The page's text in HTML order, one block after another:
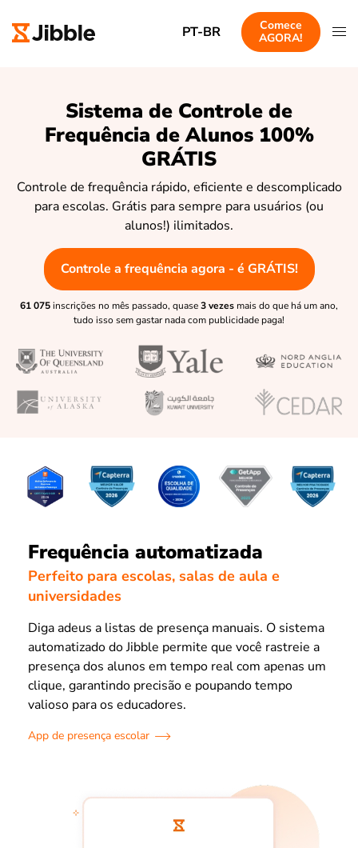
PT-BR
Comece
AGORA!
Sistema de Controle de
Frequência de Alunos 100%
GRÁTIS
Controle de frequência rápido, eficiente e descomplicado
para escolas. Grátis para sempre para usuários (ou
alunos!) ilimitados.
Controle a frequência agora - é GRÁTIS!
61 075inscrições no mês passado, quase3 vezes mais do que há um ano,
tudo isso sem gastar nada com publicidade paga!
Frequência automatizada
Perfeito para escolas, salas de aula e
universidades
Diga adeus a listas de presença manuais. O sistema
automatizado do Jibble permite que você rastreie a
presença dos alunos em tempo real com apenas um
clique, garantindo precisão e poupando tempo
valioso para os educadores.
App de presença escolar